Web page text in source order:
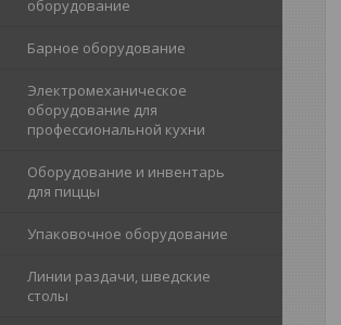
оборудование
Барное оборудование
Электромеханическое
оборудование для
профессиональной кухни
Оборудование и инвентарь
для пиццы
Упаковочное оборудование
Линии раздачи, шведские
столы